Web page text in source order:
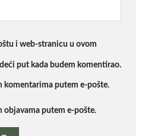
i web-stranicu u ovom
put kada budem komentirao.
komentarima putem e-pošte.
objavama putem e-pošte.